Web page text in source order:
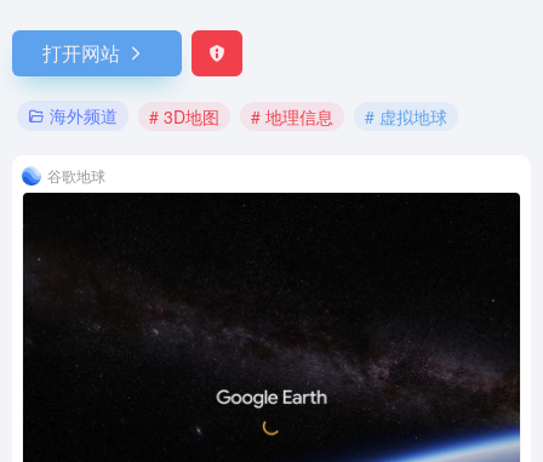
打开网站
海外频道 # 3D地图 # 地理信息 # 虚拟地球
谷歌地球